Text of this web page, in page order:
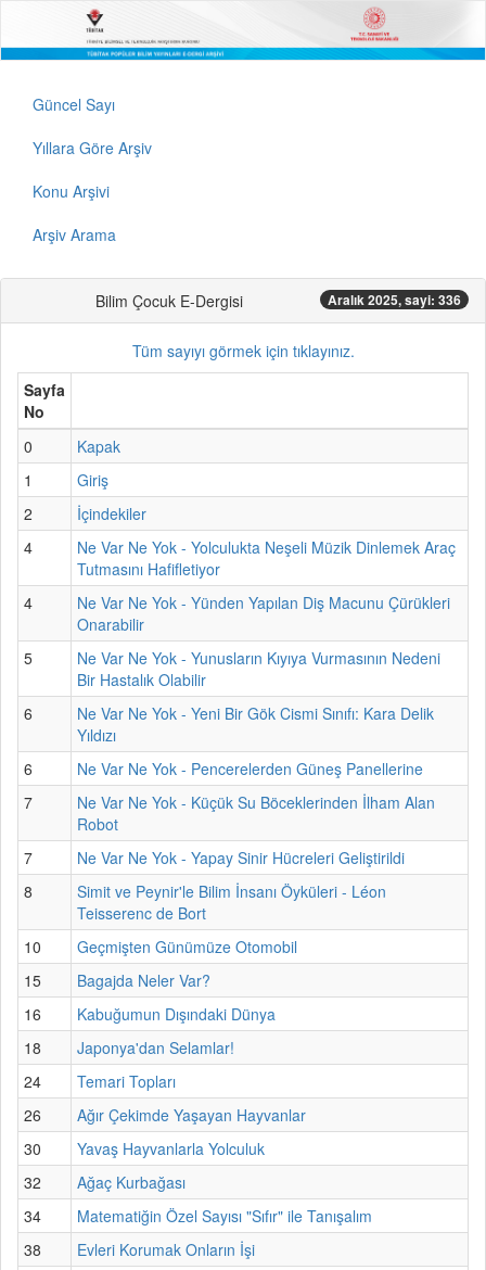
Güncel Sayı
Yıllara Göre Arşiv
Konu Arşivi
Arşiv Arama
Bilim Çocuk E-Dergisi Aralık 2025, sayi: 336
Tüm sayıyı görmek için tıklayınız.
Sayfa
No
0
Kapak
1
Giriş
2
İçindekiler
4
Ne Var Ne Yok - Yolculukta Neşeli Müzik Dinlemek Araç
Tutmasını Hafifletiyor
4
Ne Var Ne Yok - Yünden Yapılan Diş Macunu Çürükleri
Onarabilir
5
Ne Var Ne Yok - Yunusların Kıyıya Vurmasının Nedeni
Bir Hastalık Olabilir
6
Ne Var Ne Yok - Yeni Bir Gök Cismi Sınıfı: Kara Delik
Yıldızı
6
Ne Var Ne Yok - Pencerelerden Güneş Panellerine
7
Ne Var Ne Yok - Küçük Su Böceklerinden İlham Alan
Robot
7
Ne Var Ne Yok - Yapay Sinir Hücreleri Geliştirildi
8
Simit ve Peynir'le Bilim İnsanı Öyküleri - Léon
Teisserenc de Bort
10
Geçmişten Günümüze Otomobil
15
Bagajda Neler Var?
16
Kabuğumun Dışındaki Dünya
18
Japonya'dan Selamlar!
24
Temari Topları
26
Ağır Çekimde Yaşayan Hayvanlar
30
Yavaş Hayvanlarla Yolculuk
32
Ağaç Kurbağası
34
Matematiğin Özel Sayısı "Sıfır" ile Tanışalım
38
Evleri Korumak Onların İşi